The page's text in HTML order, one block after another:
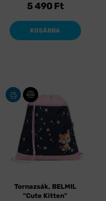
5 490 Ft
KOSÁRBA
Tornazsák, BELMIL
"Cute Kitten"